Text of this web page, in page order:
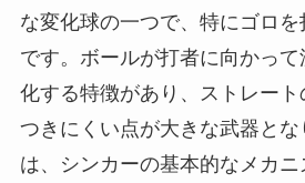
な変化球の一つで、特にゴロ
です。ボールが打者に向かっ
化する特徴があり、ストレー
つきにくい点が大きな武器と
は、シンカーの基本的なメカ